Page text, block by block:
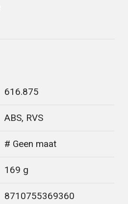
616.875
ABS, RVS
# Geen maat
169 g
8710755369360